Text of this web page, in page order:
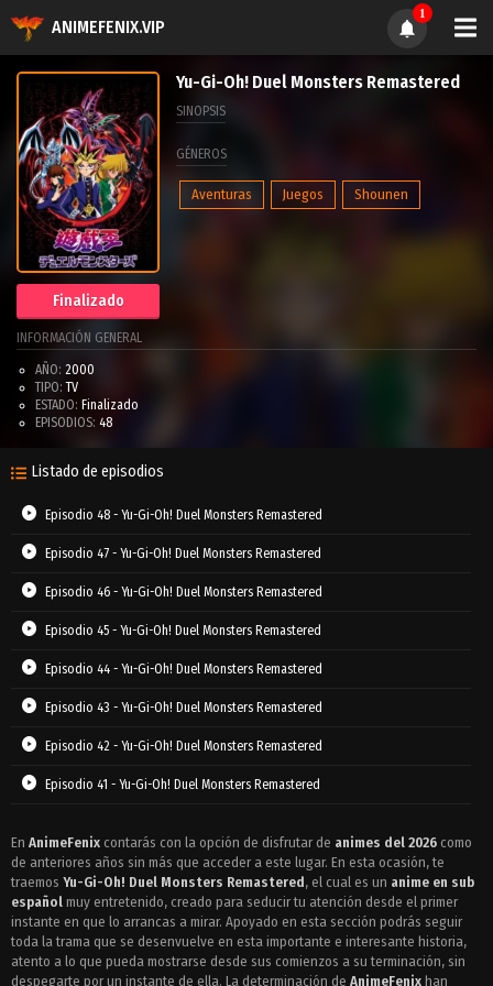
ANIMEFENIX.VIP
1
Finalizado
Yu-Gi-Oh! Duel Monsters Remastered
SINOPSIS
GÉNEROS
Aventuras Juegos Shounen
INFORMACIÓN GENERAL
AÑO: 2000
TIPO: TV
ESTADO: Finalizado
EPISODIOS: 48
Listado de episodios
Episodio 48 - Yu-Gi-Oh! Duel Monsters Remastered
Episodio 47 - Yu-Gi-Oh! Duel Monsters Remastered
Episodio 46 - Yu-Gi-Oh! Duel Monsters Remastered
Episodio 45 - Yu-Gi-Oh! Duel Monsters Remastered
Episodio 44 - Yu-Gi-Oh! Duel Monsters Remastered
Episodio 43 - Yu-Gi-Oh! Duel Monsters Remastered
Episodio 42 - Yu-Gi-Oh! Duel Monsters Remastered
Episodio 41 - Yu-Gi-Oh! Duel Monsters Remastered
Episodio 39 - Yu-Gi-Oh! Duel Monsters Remastered
Episodio 38 - Yu-Gi-Oh! Duel Monsters Remastered
Episodio 37 - Yu-Gi-Oh! Duel Monsters Remastered
Episodio 36 - Yu-Gi-Oh! Duel Monsters Remastered
En AnimeFenix contarás con la opción de disfrutar de animes del 2026 como
de anteriores años sin más que acceder a este lugar. En esta ocasión, te
traemos Yu-Gi-Oh! Duel Monsters Remastered, el cual es un anime en sub
español muy entretenido, creado para seducir tu atención desde el primer
instante en que lo arrancas a mirar. Apoyado en esta sección podrás seguir
toda la trama que se desenvuelve en esta importante e interesante historia,
atento a lo que pueda mostrarse desde sus comienzos a su terminación, sin
despegarte por un instante de ella. La determinación de AnimeFenix han